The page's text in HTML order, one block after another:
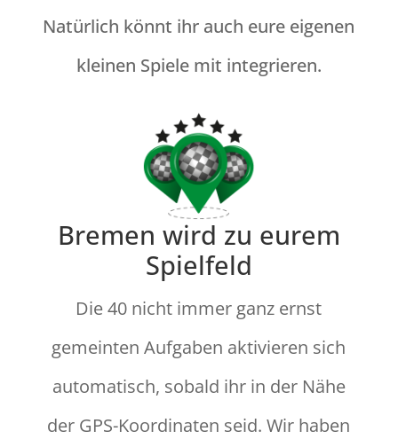
Natürlich könnt ihr auch eure eigenen
kleinen Spiele mit integrieren.
Bremen wird zu eurem
Spielfeld
Die 40 nicht immer ganz ernst
gemeinten Aufgaben aktivieren sich
automatisch, sobald ihr in der Nähe
der GPS-Koordinaten seid. Wir haben